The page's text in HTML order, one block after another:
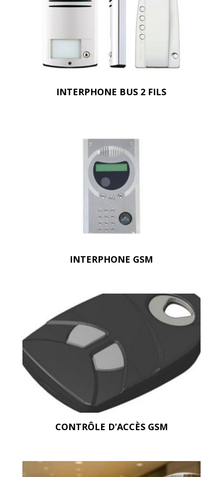
INTERPHONE BUS 2 FILS
INTERPHONE GSM
CONTRÔLE D’ACCÈS GSM